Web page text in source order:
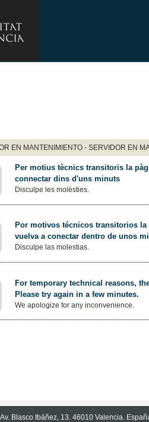
EN MANTENIMIENTO - SERVIDOR EN
Per motius tècnics transitoris la
connectar dins d'uns minuts
Disculpe les molèsties.
Por motivos técnicos transitorios
vuelva a conectar dentro de unos
Disculpe las molestias.
For temporary technical reasons,
Please try again in a few minutes.
We apologize for any inconvenience.
Blasco Ibáñez, 13. 46010 Valencia.